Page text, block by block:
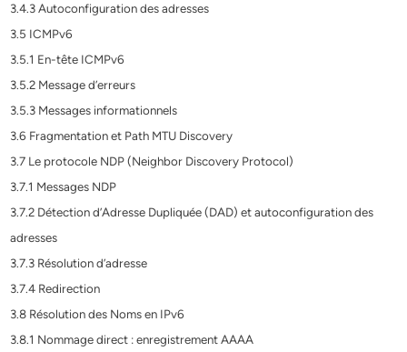
3.4.3 Autoconfiguration des adresses
3.5 ICMPv6
3.5.1 En-tête ICMPv6
3.5.2 Message d’erreurs
3.5.3 Messages informationnels
3.6 Fragmentation et Path MTU Discovery
3.7 Le protocole NDP (Neighbor Discovery Protocol)
3.7.1 Messages NDP
3.7.2 Détection d’Adresse Dupliquée (DAD) et autoconfiguration des
adresses
3.7.3 Résolution d’adresse
3.7.4 Redirection
3.8 Résolution des Noms en IPv6
3.8.1 Nommage direct : enregistrement AAAA